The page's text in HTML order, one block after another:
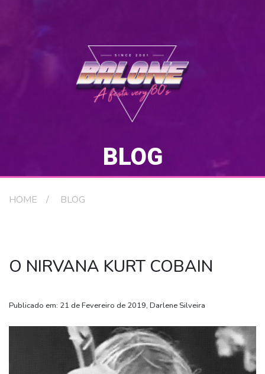
BLOG
HOME BLOG
O NIRVANA KURT COBAIN
Publicado em: 21 de Fevereiro de 2019, Darlene Silveira